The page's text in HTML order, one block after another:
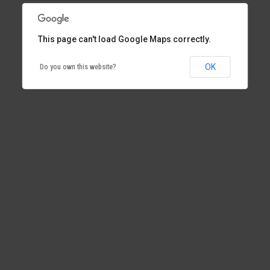
This page can't load Google Maps correctly.
Do you own this website? OK